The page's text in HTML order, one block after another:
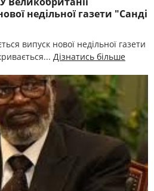
недільної газети "Санді
випуск нової недільної газети
Дізнатись більше